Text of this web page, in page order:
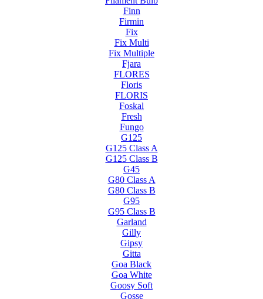
Finn
Firmin
Fix
Fix Multi
Fix Multiple
Fjara
FLORES
Floris
FLORIS
Foskal
Fresh
Fungo
G125
G125 Class A
G125 Class B
G45
G80 Class A
G80 Class B
G95
G95 Class B
Garland
Gilly
Gipsy
Gitta
Goa Black
Goa White
Goosy Soft
Gosse